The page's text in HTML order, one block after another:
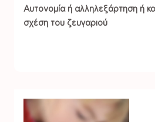
Αυτονομία ή αλληλεξάρτηση ή
σχέση του ζευγαριού